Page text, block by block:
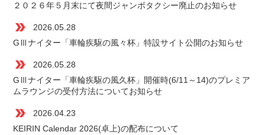
２０２６年５月末にて夜間ジャンボタクシー廃止のお知らせ
double_arrow
2026.05.28
GⅢナイター「車輪疾駆の風々杯」特設サイト公開のお知らせ
double_arrow
2026.05.28
GⅢナイター「車輪疾駆の風久杯」開催時(6/11～14)のプレミア
ムラウンジの受付方法についてお知らせ
double_arrow
2026.04.23
KEIRIN Calendar 2026(卓上)の配布について